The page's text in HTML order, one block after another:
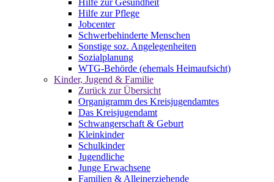
Hilfe zur Pflege
Jobcenter
Schwerbehinderte Menschen
Sonstige soz. Angelegenheiten
Sozialplanung
WTG-Behörde (ehemals Heimaufsicht)
Kinder, Jugend & Familie
Zurück zur Übersicht
Organigramm des Kreisjugendamtes
Das Kreisjugendamt
Schwangerschaft & Geburt
Kleinkinder
Schulkinder
Jugendliche
Junge Erwachsene
Familien & Alleinerziehende